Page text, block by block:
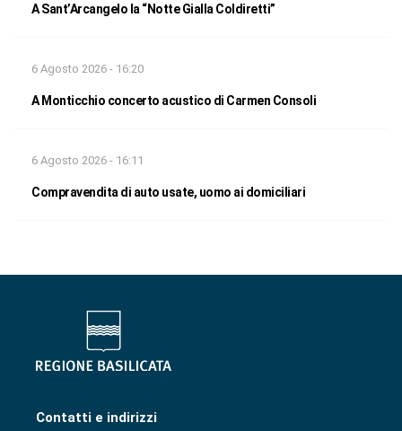
A Sant’Arcangelo la “Notte Gialla Coldiretti”
6 Agosto 2026 - 16:20
A Monticchio concerto acustico di Carmen Consoli
6 Agosto 2026 - 16:11
Compravendita di auto usate, uomo ai domiciliari
Contatti e indirizzi